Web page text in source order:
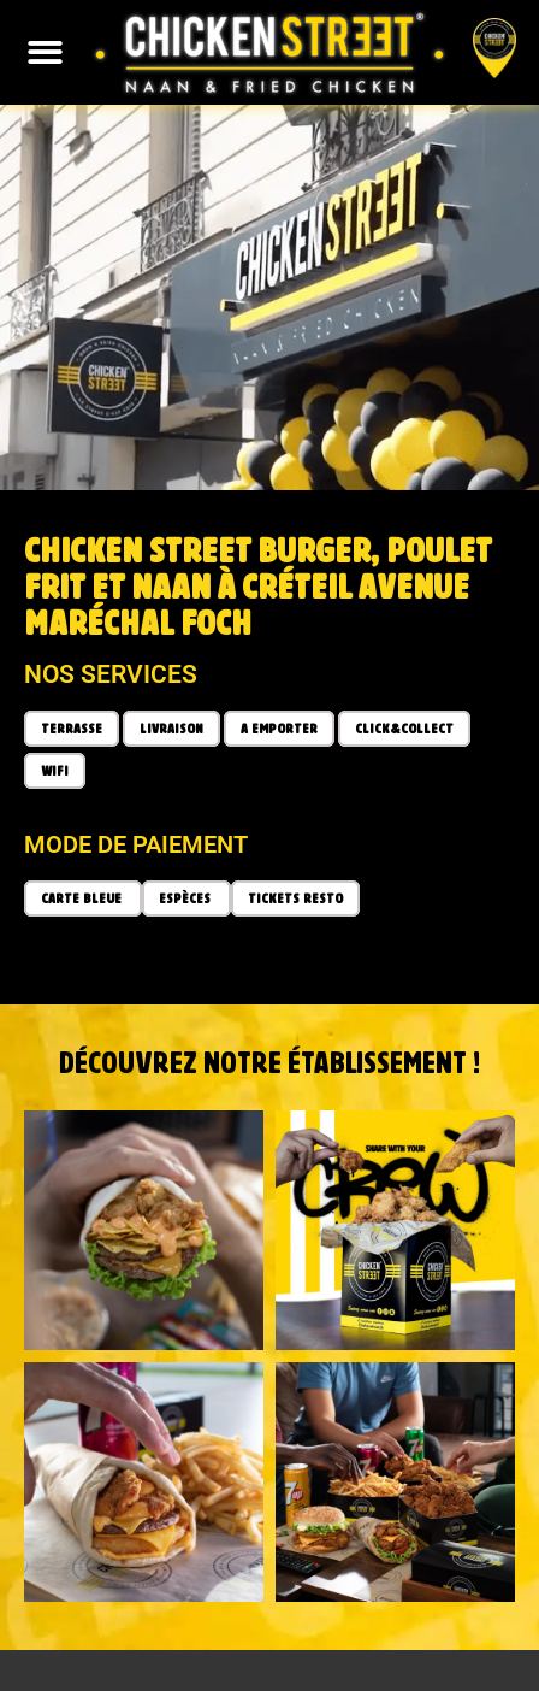
CHICKEN STREET BURGER, POULET
FRIT ET NAAN À CRÉTEIL AVENUE
MARÉCHAL FOCH
NOS SERVICES
TERRASSE LIVRAISON A EMPORTER CLICK&COLLECT
WIFI
MODE DE PAIEMENT
CARTE BLEUE ESPÈCES TICKETS RESTO
DÉCOUVREZ NOTRE ÉTABLISSEMENT !